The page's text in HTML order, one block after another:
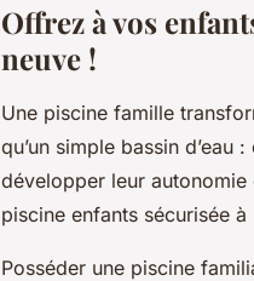
Offrez à vos
neuve !
Une piscine famille
qu’un simple bassin d’eau
développer leur autonomie
piscine enfants sécurisée
Posséder une piscine